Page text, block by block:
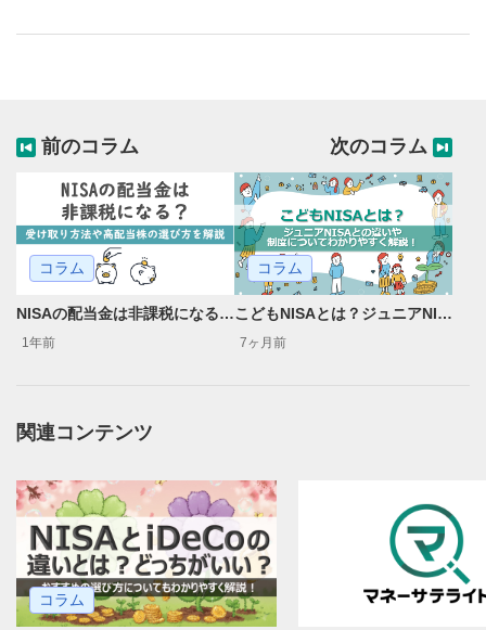
前のコラム
コラム
NISAの配当金は非課税になる？受け取り方法や高配当株の選び方を解説
1年前
次のコラム
コラム
こどもNISAとは？ジュニアNISAとの違いや始め方についてわかりやすく解説！
7ヶ月前
関連コンテンツ
コラム